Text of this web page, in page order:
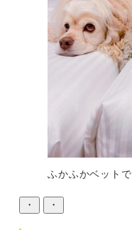
ふかふかベット
・ ・